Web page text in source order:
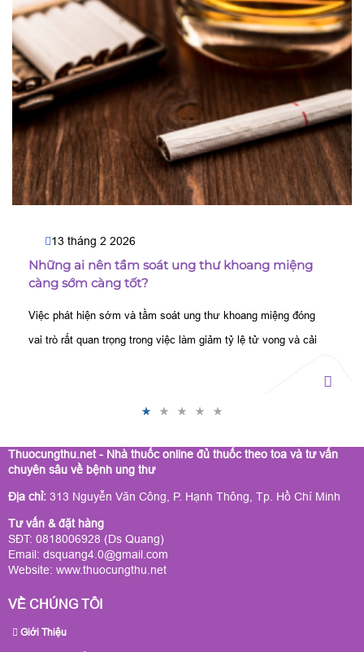
13 tháng 2 2026
Những ai nên tầm soát ung thư khoang miệng
càng sớm càng tốt?
Việc phát hiện sớm và tầm soát ung thư khoang miệng đóng
vai trò rất quan trọng trong việc làm giảm tỷ lệ tử vong và cải
Thuocungthu.net - Nhà thuốc online đủ thuốc theo toa và tư vấn
chuyên sâu về bệnh ung thư
Địa chỉ: 313 Nguyễn Văn Công, P. Hạnh Thông, Tp. Hồ Chí Minh
Tư vấn & đặt hàng
SĐT: 0818006928 (Ds Quang)
Email: dsquang4.0@gmail.com
Website: www.thuocungthu.net
VỀ CHÚNG TÔI
Giới Thiệu